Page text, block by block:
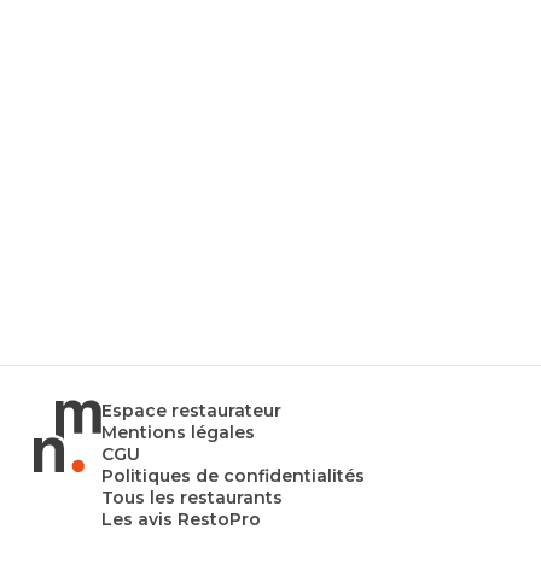
Espace restaurateur
Mentions légales
CGU
Politiques de confidentialités
Tous les restaurants
Les avis RestoPro